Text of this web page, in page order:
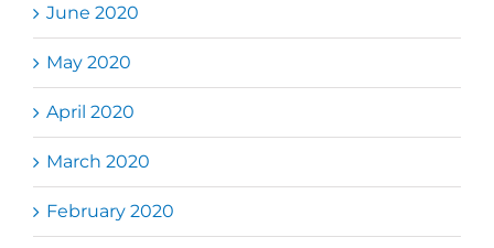
June 2020
May 2020
April 2020
March 2020
February 2020